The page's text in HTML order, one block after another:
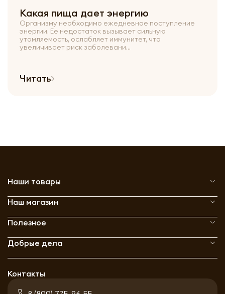
Какая пища дает энергию
Организму необходимо ежедневное поступление
энергии. Ее недостаток вызывает сильную
утомляемость, ослабляет иммунитет, что
увеличивает риск заболевани...
Читать
Наши товары
Наш магазин
Полезное
Добрые дела
Контакты